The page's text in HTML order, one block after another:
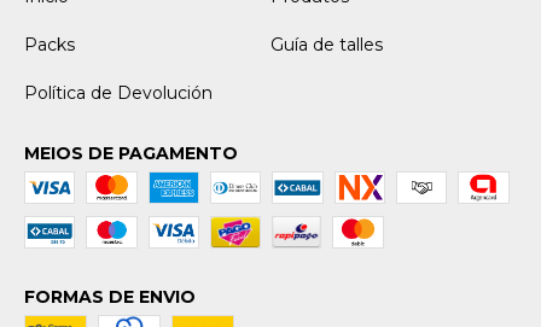
Packs Guía de talles
Política de Devolución
MEIOS DE PAGAMENTO
FORMAS DE ENVIO